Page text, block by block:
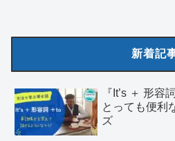
新着記
『It’s ＋ 形容
とっても便利
ズ